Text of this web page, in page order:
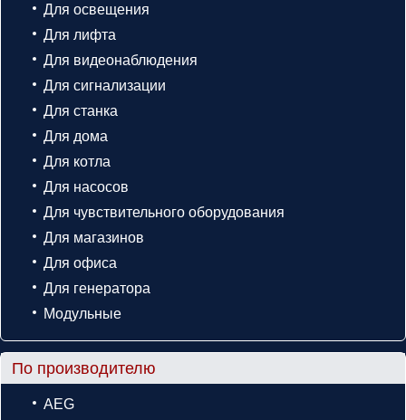
Для освещения
Для лифта
Для видеонаблюдения
Для сигнализации
Для станка
Для дома
Для котла
Для насосов
Для чувствительного оборудования
Для магазинов
Для офиса
Для генератора
Модульные
По производителю
AEG